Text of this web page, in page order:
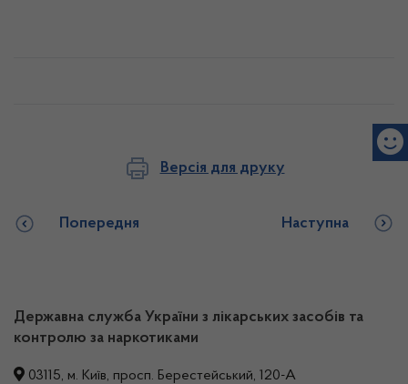
Версія для друку
Попередня Наступна
Державна служба України з лікарських засобів та
контролю за наркотиками
03115, м. Київ, просп. Берестейський, 120-А